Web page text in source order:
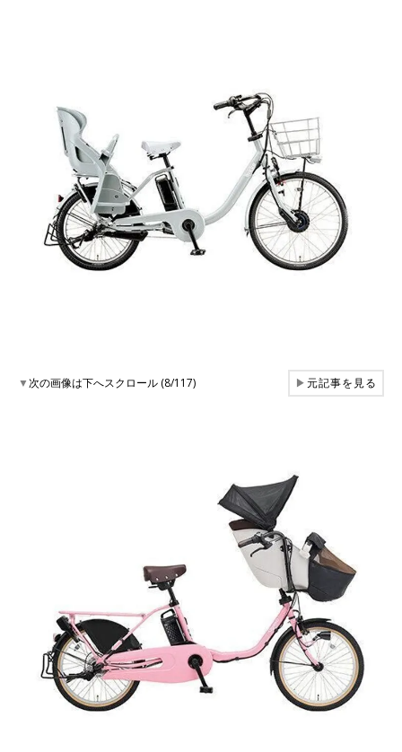
▼次の画像は下へスクロール (8/117) ▶元記事を見る